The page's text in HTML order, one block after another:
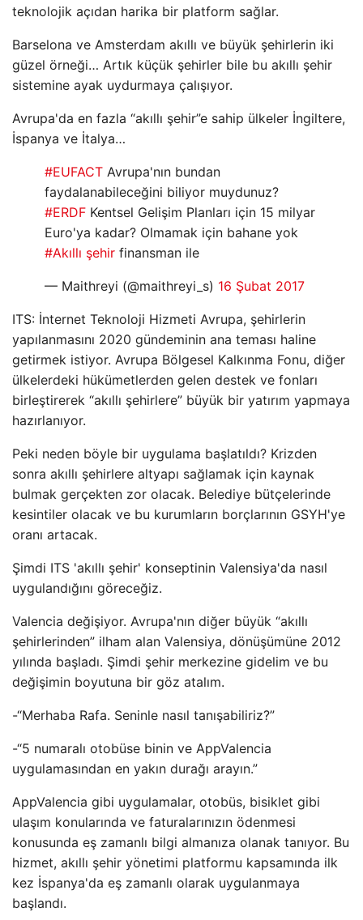
teknolojik açıdan harika bir platform sağlar.
Barselona ve Amsterdam akıllı ve büyük şehirlerin iki
güzel örneği… Artık küçük şehirler bile bu akıllı şehir
sistemine ayak uydurmaya çalışıyor.
Avrupa'da en fazla “akıllı şehir”e sahip ülkeler İngiltere,
İspanya ve İtalya…
#EUFACT Avrupa'nın bundan
faydalanabileceğini biliyor muydunuz?
#ERDF Kentsel Gelişim Planları için 15 milyar
Euro'ya kadar? Olmamak için bahane yok
#Akıllı şehir finansman ile
— Maithreyi (@maithreyi_s) 16 Şubat 2017
ITS: İnternet Teknoloji Hizmeti Avrupa, şehirlerin
yapılanmasını 2020 gündeminin ana teması haline
getirmek istiyor. Avrupa Bölgesel Kalkınma Fonu, diğer
ülkelerdeki hükümetlerden gelen destek ve fonları
birleştirerek “akıllı şehirlere” büyük bir yatırım yapmaya
hazırlanıyor.
Peki neden böyle bir uygulama başlatıldı? Krizden
sonra akıllı şehirlere altyapı sağlamak için kaynak
bulmak gerçekten zor olacak. Belediye bütçelerinde
kesintiler olacak ve bu kurumların borçlarının GSYH'ye
oranı artacak.
Şimdi ITS 'akıllı şehir' konseptinin Valensiya'da nasıl
uygulandığını göreceğiz.
Valencia değişiyor. Avrupa'nın diğer büyük “akıllı
şehirlerinden” ilham alan Valensiya, dönüşümüne 2012
yılında başladı. Şimdi şehir merkezine gidelim ve bu
değişimin boyutuna bir göz atalım.
-“Merhaba Rafa. Seninle nasıl tanışabiliriz?”
-“5 numaralı otobüse binin ve AppValencia
uygulamasından en yakın durağı arayın.”
AppValencia gibi uygulamalar, otobüs, bisiklet gibi
ulaşım konularında ve faturalarınızın ödenmesi
konusunda eş zamanlı bilgi almanıza olanak tanıyor. Bu
hizmet, akıllı şehir yönetimi platformu kapsamında ilk
kez İspanya'da eş zamanlı olarak uygulanmaya
başlandı.